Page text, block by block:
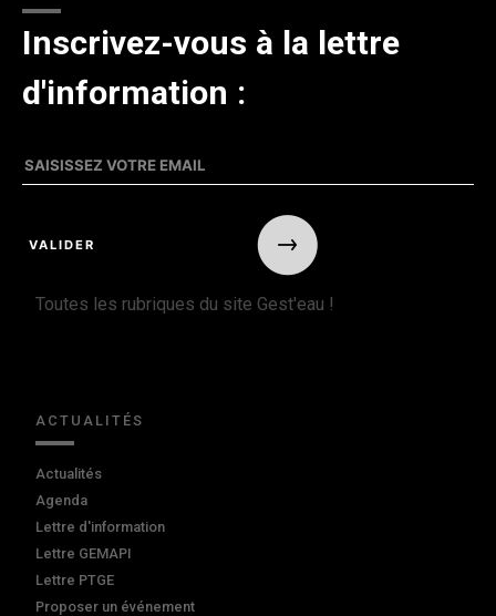
Inscrivez-vous à la lettre
d'information :
Toutes les rubriques du site Gest'eau !
ACTUALITÉS
Actualités
Agenda
Lettre d'information
Lettre GEMAPI
Lettre PTGE
Proposer un événement